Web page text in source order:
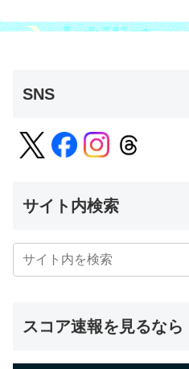
SNS
サイト内検索
スコア速報を見るなら